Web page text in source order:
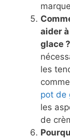
aider
glace ?
les
pot de
les
de